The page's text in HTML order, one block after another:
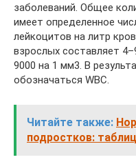
заболеваний. Общее
имеет определенное
лейкоцитов на литр
взрослых составляет
9000 на 1 мм3. В
обозначаться WBC.
Читайте также:
подростков: